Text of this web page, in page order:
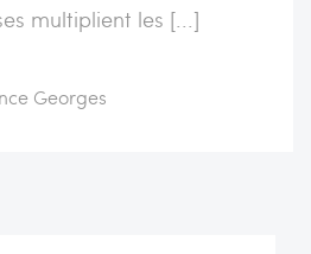
multiplient les [...]
Georges